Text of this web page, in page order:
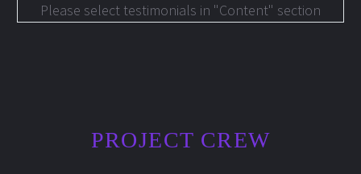
Please select testimonials in "Content" section
PROJECT CREW